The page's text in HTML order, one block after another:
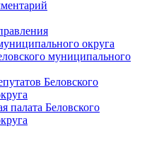
округа
муниципального
Беловского
палата Беловского